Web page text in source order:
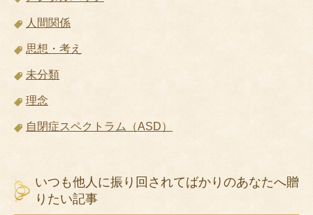
人間関係
思想・考え
未分類
理念
自閉症スペクトラム（ASD）
いつも他人に振り回されてばかりのあなたへ贈
りたい記事